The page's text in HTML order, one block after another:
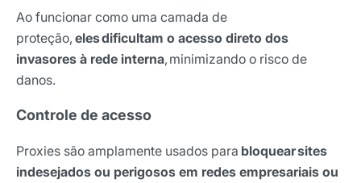
Ao funcionar como uma camada de
proteção, eles dificultam o acesso direto dos
invasores à rede interna, minimizando o risco de
danos.
Controle de acesso
Proxies são amplamente usados para bloquear sites
indesejados ou perigosos em redes empresariais ou